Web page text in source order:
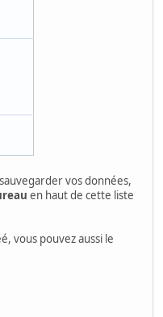
vos données,
en haut de cette liste
vous pouvez aussi le